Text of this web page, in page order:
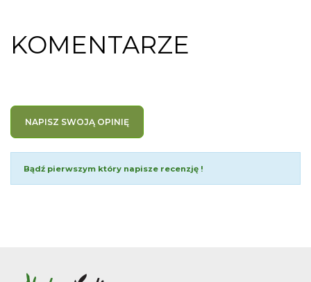
KOMENTARZE
NAPISZ SWOJĄ OPINIĘ
Bądź pierwszym który napisze recenzję !